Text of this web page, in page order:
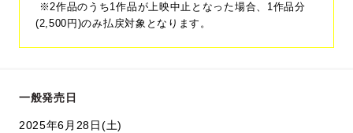
※2作品のうち1作品が上映中止となった場合、1作品分
(2,500円)のみ払戻対象となります。
一般発売日
2025年6月28日(土)